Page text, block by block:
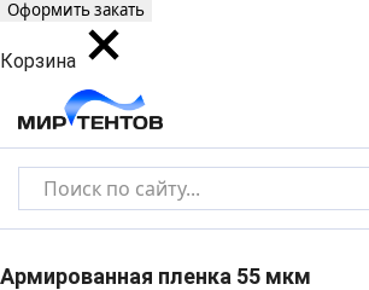
Корзина
Армированная пленка 55 мкм